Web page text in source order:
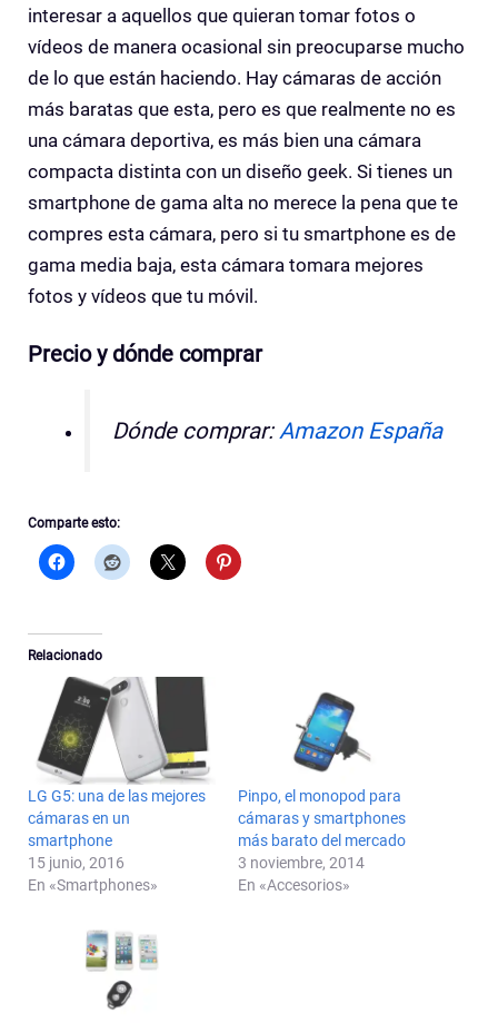
interesar a aquellos que quieran tomar fotos o
vídeos de manera ocasional sin preocuparse mucho
de lo que están haciendo. Hay cámaras de acción
más baratas que esta, pero es que realmente no es
una cámara deportiva, es más bien una cámara
compacta distinta con un diseño geek. Si tienes un
smartphone de gama alta no merece la pena que te
compres esta cámara, pero si tu smartphone es de
gama media baja, esta cámara tomara mejores
fotos y vídeos que tu móvil.
Precio y dónde comprar
Dónde comprar: Amazon España
Comparte esto:
Relacionado
LG G5: una de las mejores
cámaras en un
smartphone
15 junio, 2016
En «Smartphones»
Pinpo, el monopod para
cámaras y smartphones
más barato del mercado
3 noviembre, 2014
En «Accesorios»